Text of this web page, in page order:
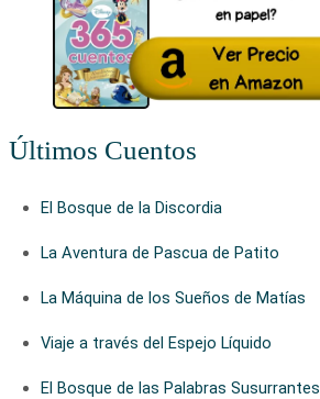
Últimos Cuentos
El Bosque de la Discordia
La Aventura de Pascua de Patito
La Máquina de los Sueños de Matías
Viaje a través del Espejo Líquido
El Bosque de las Palabras Susurrantes